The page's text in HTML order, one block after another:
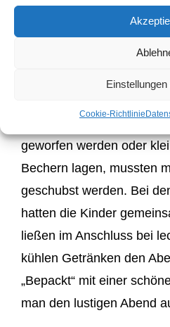
Cookie-Richtlinie
anwesenden Kinder
verschiedenen Stationen
„bewältigen“ waren.
gespielt, es mussten
geworfen werden oder
Bechern lagen, mussten
geschubst werden. Bei
hatten die Kinder
ließen im Anschluss bei
kühlen Getränken den
„Bepackt“ mit einer
man den lustigen Abend